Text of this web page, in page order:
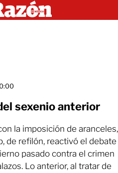
sexenio anterior
la imposición de aranceles,
de refilón, reactivó el debate
pasado contra el crimen
Lo anterior, al tratar de